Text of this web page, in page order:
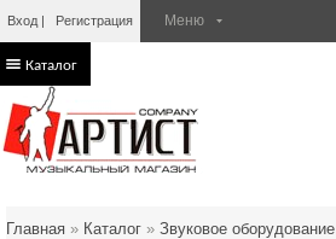
Вход Регистрация
Каталог
Главная » Каталог » Звуковое оборудование